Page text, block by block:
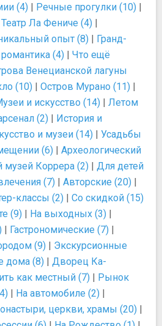
(4) | Речные прогулки (10) |
Театр Ла Фениче (4) |
опыт (8) | Гранд-
(4) | Что ещё
Венецианской лагуны
(10) | Остров Мурано (11) |
и искусство (14) | Летом
(2) | История и
и музеи (14) | Усадьбы
(6) | Археологический
музей Коррера (2) | Для детей
(7) | Авторские (20) |
классы (2) | Со скидкой (15)
(9) | На выходных (3) |
| Гастрономические (7) |
(9) | Экскурсионные
дома (8) | Дворец Ка-
как местный (7) | Рынок
| На автомобиле (2) |
церкви, храмы (20) |